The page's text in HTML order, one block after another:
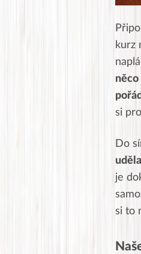
kurz
si
Do
je
si to